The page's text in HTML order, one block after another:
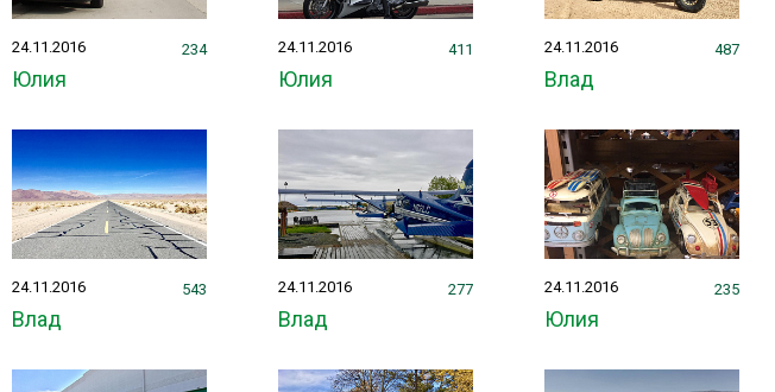
24.11.2016
Юлия
234 24.11.2016
Юлия
411 24.11.2016
Влад
487
24.11.2016
Влад
543 24.11.2016
Влад
277 24.11.2016
Юлия
235